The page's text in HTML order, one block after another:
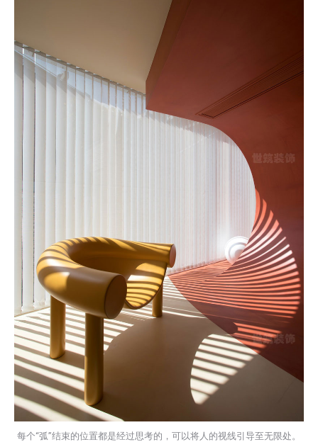
每个“弧”结束的位置都是经过思考的，可以将人的视线引导至无限处。